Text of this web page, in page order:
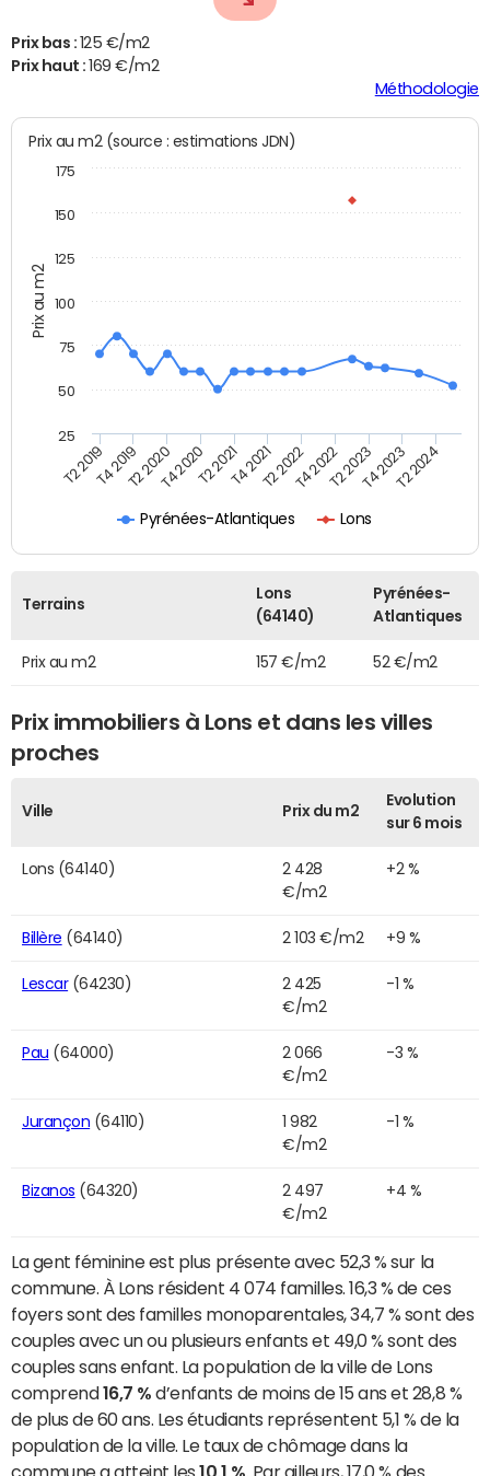
Prix bas : 125 €/m2
Prix haut : 169 €/m2
Méthodologie
Prix au m2
Prix au m2 (source : estimations JDN)
Pyrénées-Atlantiques Lons
T2 2019T4 2019T2 2020T4 2020T2 2021T4 2021T2 2022T4 2022T2 2023T4 2023T2 2024
25
50
75
100
125
150
175
Terrains
Lons
(64140)
Pyrénées-
Atlantiques
Prix au m2 157 €/m2 52 €/m2
Prix immobiliers à Lons et dans les villes
proches
Ville Prix du m2
Evolution
sur 6 mois
Lons (64140)
2 428
€/m2
+2 %
Billère (64140) 2 103 €/m2 +9 %
Lescar(64230)
2 425
€/m2
-1 %
Pau (64000)
2 066
€/m2
-3 %
Jurançon (64110)
1 982
€/m2
-1 %
Bizanos (64320)
2 497
€/m2
+4 %
La gent féminine est plus présente avec 52,3 % sur la
commune. À Lons résident 4 074 familles. 16,3 % de ces
foyers sont des familles monoparentales, 34,7 % sont des
couples avec un ou plusieurs enfants et 49,0 % sont des
couples sans enfant. La population de la ville de Lons
comprend 16,7 % d’enfants de moins de 15 ans et 28,8 %
de plus de 60 ans. Les étudiants représentent 5,1 % de la
population de la ville. Le taux de chômage dans la
commune a atteint les10,1 %. Par ailleurs, 17,0 % des